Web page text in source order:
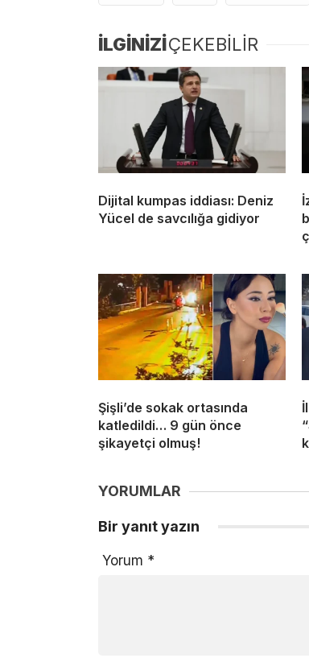
İLGİNİZİÇEKEBİLİR
Dijital kumpas iddiası: Deniz
Yücel de savcılığa gidiyor
Şişli’de sokak ortasında
katledildi… 9 gün önce
şikayetçi olmuş!
YORUMLAR
Bir yanıt yazın
Yorum *